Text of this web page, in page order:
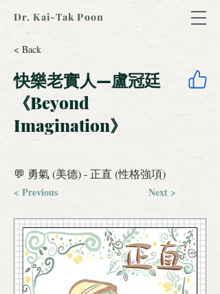
Dr. Kai-Tak Poon
< Back
快樂老實人—盧冠廷
《Beyond
Imagination》
‍💬 勇氣 (美德) - 正直 (性格強項)
< Previous
Next >